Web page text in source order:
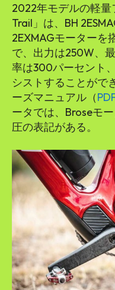
2022年モデルの軽量
Trail」は、BH
2EXMAGモーターを
で、出力は250W、
率は300パーセント
シストすることがで
ーズマニュアル（
ータでは、Broseモ
圧の表記がある。